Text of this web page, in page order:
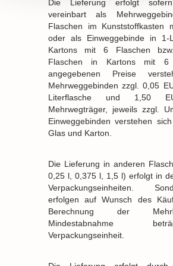
Die Lieferung erfolgt
vereinbart als
Flaschen im Kunststoffkasten
oder als Einweggebinde in 1-
Kartons mit 6 Flaschen
Flaschen in Kartons mit 6
angegebenen Preise
Mehrweggebinden zzgl. 0,05
Literflasche und 1,50
Mehrwegträger, jeweils zzgl.
Einweggebinden verstehen
Glas und Karton.
Die Lieferung in anderen
0,25 l, 0,375 l, 1,5 l) erfolgt in
Verpackungseinheiten.
erfolgen auf Wunsch des
Berechnung der
Mindestabnahme
Verpackungseinheit.